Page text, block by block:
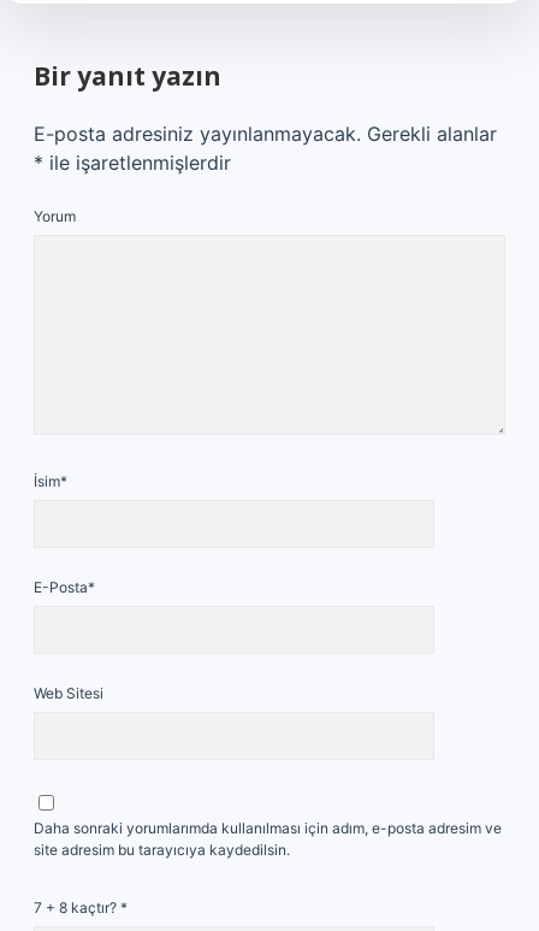
Bir yanıt yazın
E-posta adresiniz yayınlanmayacak. Gerekli alanlar
* ile işaretlenmişlerdir
Yorum
İsim*
E-Posta*
Web Sitesi
Daha sonraki yorumlarımda kullanılması için adım, e-posta adresim ve
site adresim bu tarayıcıya kaydedilsin.
7 + 8 kaçtır? *